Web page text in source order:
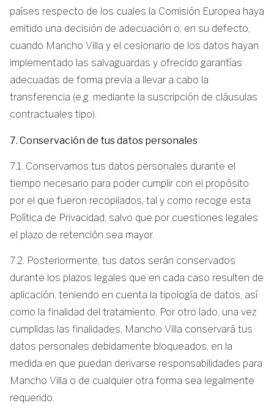
países respecto de los cuales la Comisión Europea haya
emitido una decisión de adecuación o, en su defecto,
cuando Mancho Villa y el cesionario de los datos hayan
implementado las salvaguardas y ofrecido garantías
adecuadas de forma previa a llevar a cabo la
transferencia (e.g. mediante la suscripción de cláusulas
contractuales tipo).
7. Conservación de tus datos personales
7.1. Conservamos tus datos personales durante el
tiempo necesario para poder cumplir con el propósito
por el que fueron recopilados, tal y como recoge esta
Política de Privacidad, salvo que por cuestiones legales
el plazo de retención sea mayor.
7.2. Posteriormente, tus datos serán conservados
durante los plazos legales que en cada caso resulten de
aplicación, teniendo en cuenta la tipología de datos, así
como la finalidad del tratamiento. Por otro lado, una vez
cumplidas las finalidades, Mancho Villa conservará tus
datos personales debidamente bloqueados, en la
medida en que puedan derivarse responsabilidades para
Mancho Villa o de cualquier otra forma sea legalmente
requerido.